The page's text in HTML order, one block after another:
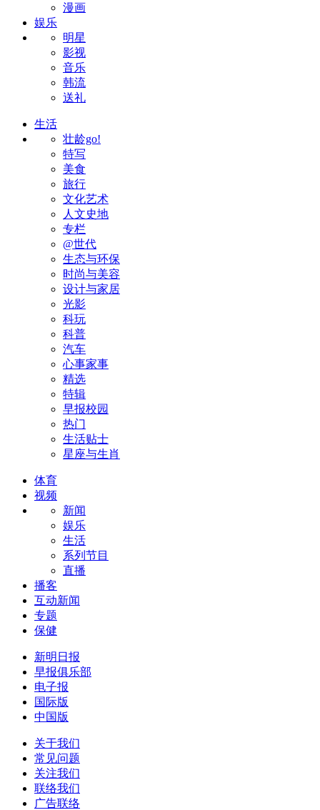
漫画
娱乐
明星
影视
音乐
韩流
送礼
生活
壮龄go!
特写
美食
旅行
文化艺术
人文史地
专栏
@世代
生态与环保
时尚与美容
设计与家居
光影
科玩
科普
汽车
心事家事
精选
特辑
早报校园
热门
生活贴士
星座与生肖
体育
视频
新闻
娱乐
生活
系列节目
直播
播客
互动新闻
专题
保健
新明日报
早报俱乐部
电子报
国际版
中国版
关于我们
常见问题
关注我们
联络我们
广告联络